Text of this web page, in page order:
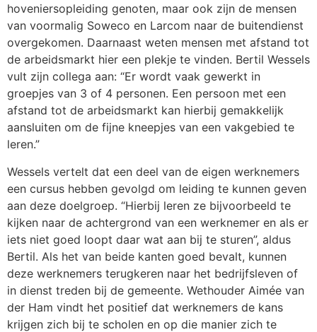
hoveniersopleiding genoten, maar ook zijn de mensen
van voormalig Soweco en Larcom naar de buitendienst
overgekomen. Daarnaast weten mensen met afstand tot
de arbeidsmarkt hier een plekje te vinden. Bertil Wessels
vult zijn collega aan: “Er wordt vaak gewerkt in
groepjes van 3 of 4 personen. Een persoon met een
afstand tot de arbeidsmarkt kan hierbij gemakkelijk
aansluiten om de fijne kneepjes van een vakgebied te
leren.”
Wessels vertelt dat een deel van de eigen werknemers
een cursus hebben gevolgd om leiding te kunnen geven
aan deze doelgroep. “Hierbij leren ze bijvoorbeeld te
kijken naar de achtergrond van een werknemer en als er
iets niet goed loopt daar wat aan bij te sturen”, aldus
Bertil. Als het van beide kanten goed bevalt, kunnen
deze werknemers terugkeren naar het bedrijfsleven of
in dienst treden bij de gemeente. Wethouder Aimée van
der Ham vindt het positief dat werknemers de kans
krijgen zich bij te scholen en op die manier zich te